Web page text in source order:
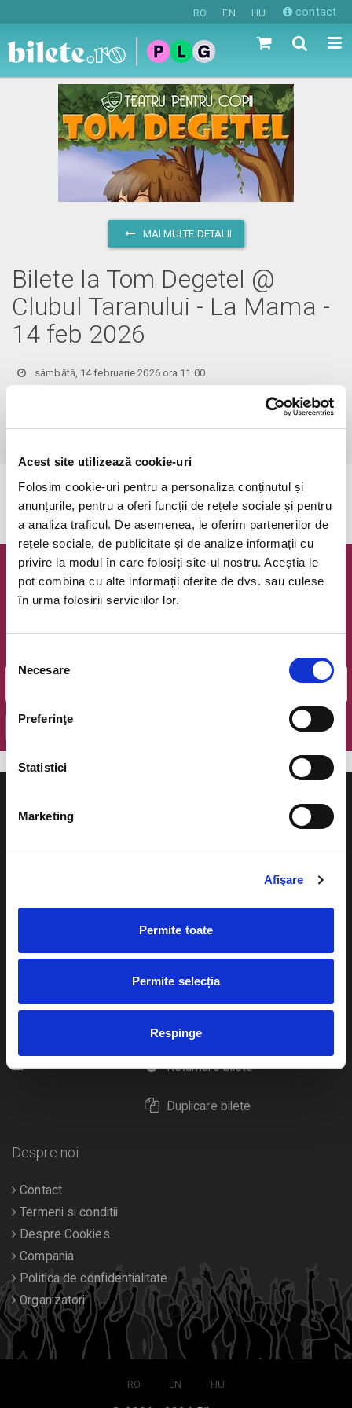
Acest site utilizează cookie-uri
Folosim cookie-uri pentru a personaliza conținutul și
anunțurile, pentru a oferi funcții de rețele sociale și pentru
a analiza traficul. De asemenea, le oferim partenerilor de
rețele sociale, de publicitate și de analize informații cu
privire la modul în care folosiți site-ul nostru. Aceștia le
pot combina cu alte informații oferite de dvs. sau culese
în urma folosirii serviciilor lor.
consimțământului
Necesare
Preferinţe
Statistici
Marketing
Afişare
Permite toate
Permite selecția
Respinge
RO EN HU contact
MAI MULTE DETALII
Bilete la Tom Degetel @
Clubul Taranului - La Mama -
14 feb 2026
sâmbătă, 14 februarie 2026 ora 11:00
Evenimentul a expirat.
Newsletter @ Bilete.ro
OK
Cum comand bilete?
eBilet printat acasa
Livrare prin curier
Returnare bilete
Duplicare bilete
Cultura
Calendar
Despre noi
Contact
Termeni si conditii
Despre Cookies
Compania
Politica de confidentialitate
Organizatori
RO EN HU